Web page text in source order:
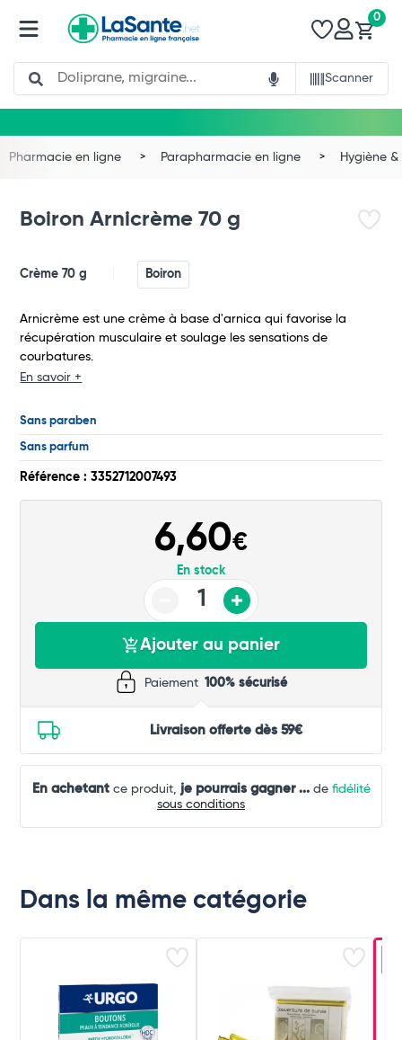
Search
Scanner
0
Pharmacie en ligne Parapharmacie en ligne Hygiène
Boiron Arnicrème 70 g
Crème 70 g Boiron
Arnicrème est une crème à base d'arnica qui favorise la
récupération musculaire et soulage les sensations de
courbatures.
En savoir +
Sans paraben
Sans parfum
Référence : 3352712007493
6,60€
En stock
Ajouter au panier
Paiement 100% sécurisé
Livraison offerte dès 59€
En achetantce produit, je pourrais gagner ...de fidélité
sous conditions
Dans la même catégorie